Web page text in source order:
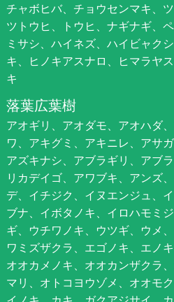
チャボヒバ、チョウセンマキ、
ツトウヒ、トウヒ、ナギナギ、
ミサシ、ハイネズ、ハイビャク
キ、ヒノキアスナロ、ヒマラヤ
キ
落葉広葉樹
アオギリ、アオダモ、アオハダ
ワ、アキグミ、アキニレ、アサ
アズキナシ、アブラギリ、アブ
リカデイゴ、アワブキ、アンズ
デ、イチジク、イヌエンジュ、
ブナ、イボタノキ、イロハモミ
ギ、ウチワノキ、ウツギ、ウメ
ワミズザクラ、エゴノキ、エノ
オオカメノキ、オオカンザクラ
マリ、オトコヨウゾメ、オオモ